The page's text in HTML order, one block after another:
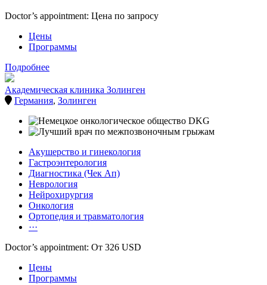
Doctor’s appointment: Цена по запросу
Цены
Программы
Подробнее
Академическая клиника Золинген
Германия, Золинген
Акушерство и гинекология
Гастроэнтерология
Диагностика (Чек Ап)
Неврология
Нейрохирургия
Онкология
Ортопедия и травматология
···
Doctor’s appointment: От 326 USD
Цены
Программы